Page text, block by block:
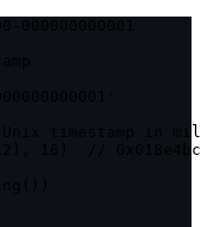
timestamp in
16)  //